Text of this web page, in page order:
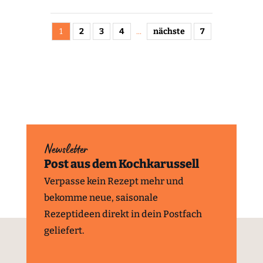
1 2 3 4 ... nächste 7
Newsletter
Post aus dem Kochkarussell
Verpasse kein Rezept mehr und
bekomme neue, saisonale
Rezeptideen direkt in dein Postfach
geliefert.